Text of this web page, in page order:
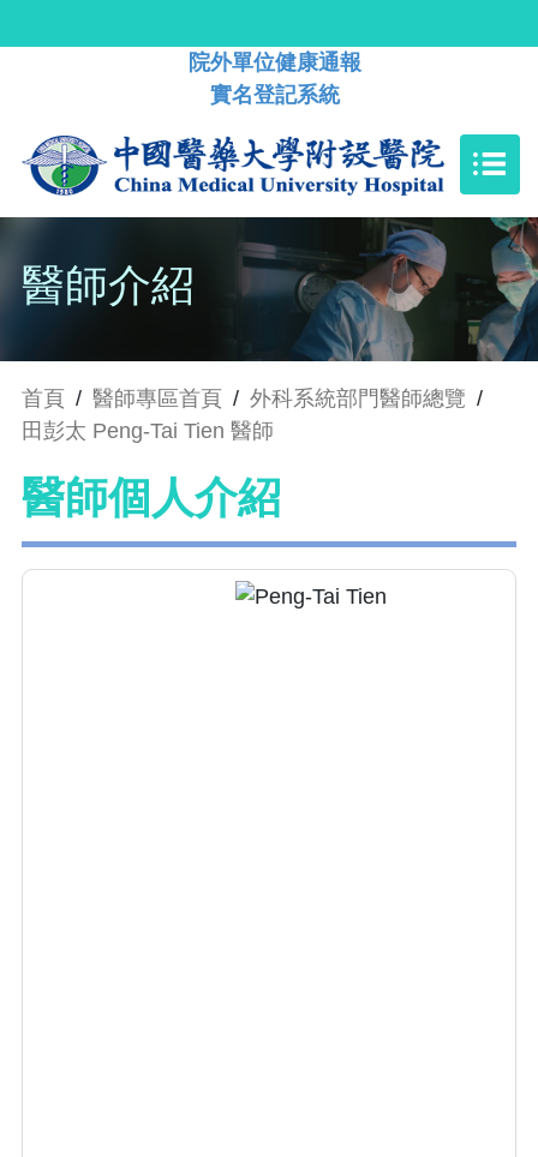
院外單位健康通報
實名登記系統
醫師介紹
首頁 / 醫師專區首頁 / 外科系統部門醫師總覽 /
田彭太 Peng-Tai Tien 醫師
醫師個人介紹